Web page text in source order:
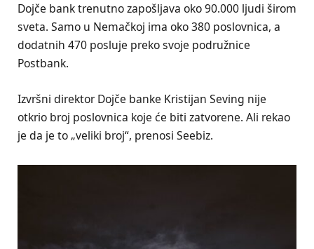
Dojče bank trenutno zapošljava oko 90.000 ljudi širom
sveta. Samo u Nemačkoj ima oko 380 poslovnica, a
dodatnih 470 posluje preko svoje podružnice
Postbank.
Izvršni direktor Dojče banke Kristijan Seving nije
otkrio broj poslovnica koje će biti zatvorene. Ali rekao
je da je to „veliki broj“, prenosi Seebiz.